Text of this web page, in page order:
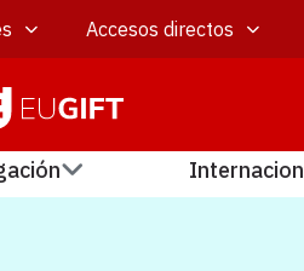
Accesos directos